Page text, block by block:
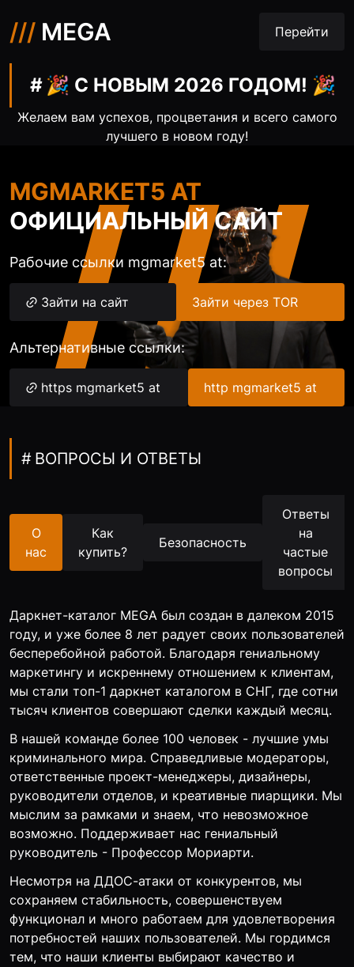
/// MEGA Перейти
🎉 С НОВЫМ 2026 ГОДОМ! 🎉
Желаем вам успехов, процветания и всего самого
лучшего в новом году!
MGMARKET5 AT
ОФИЦИАЛЬНЫЙ САЙТ
Рабочие ссылки mgmarket5 at:
Зайти на сайт Зайти через TOR
Альтернативные ссылки:
https mgmarket5 at http mgmarket5 at
ВОПРОСЫ И ОТВЕТЫ
О
нас
Как
купить?
Безопасность
Ответы
на
частые
вопросы
Даркнет-каталог MEGA был создан в далеком 2015
году, и уже более 8 лет радует своих пользователей
бесперебойной работой. Благодаря гениальному
маркетингу и искреннему отношением к клиентам,
мы стали топ-1 даркнет каталогом в СНГ, где сотни
тысяч клиентов совершают сделки каждый месяц.
В нашей команде более 100 человек - лучшие умы
криминального мира. Справедливые модераторы,
ответственные проект-менеджеры, дизайнеры,
руководители отделов, и креативные пиарщики. Мы
мыслим за рамками и знаем, что невозможное
возможно. Поддерживает нас гениальный
руководитель - Профессор Мориарти.
Несмотря на ДДОС-атаки от конкурентов, мы
сохраняем стабильность, совершенствуем
функционал и много работаем для удовлетворения
потребностей наших пользователей. Мы гордимся
тем, что наши клиенты выбирают качество и